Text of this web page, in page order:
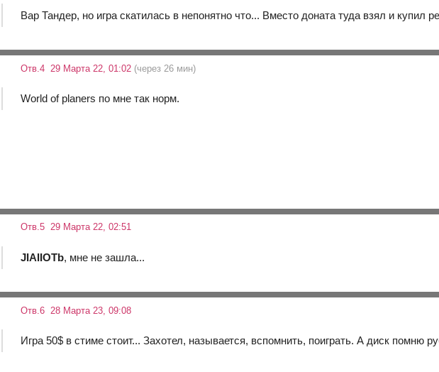
Вар Тандер, но игра скатилась в непонятно что... Вместо доната туда взял и купил
Отв.4 29 Марта 22, 01:02 (через 26 мин)
World of planers по мне так норм.
Отв.5 29 Марта 22, 02:51
JIAIIOTb, мне не зашла...
Отв.6 28 Марта 23, 09:08
Игра 50$ в стиме стоит... Захотел, называется, вспомнить, поиграть. А диск помню